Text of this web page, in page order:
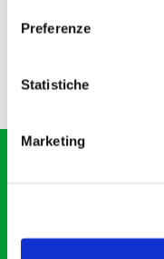
Preferenze
Statistiche
Marketing